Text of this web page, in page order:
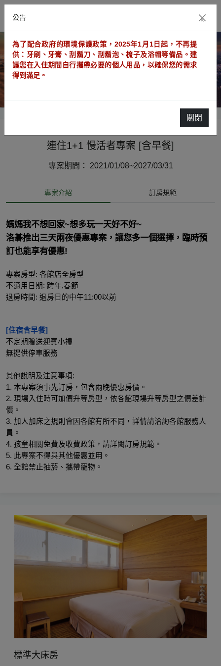
連住1+1 慢活者專案 [含早餐]
專案期間： 2021/01/08~2027/03/31
專案介紹 訂房規範
媽媽我不想回家~想多玩一天好不好~
洛碁推出三天兩夜優惠專案，讓您多一個選擇，臨時預
訂也能享有優惠!
專案房型: 各館店全房型
不適用日期: 跨年,春節
退房時間: 退房日的中午11:00以前
[住宿含早餐]
不定期贈送迎賓小禮
無提供停車服務
其他說明及注意事項:
1. 本專案須事先訂房，包含兩晚優惠房價。
2. 現場入住時可加價升等房型，依各館現場升等房型之價差計
價。
3. 加人加床之規則會因各館有所不同，詳情請洽詢各館服務人
員。
4. 孩童相關免費及收費政策，請詳閱訂房規範。
5. 此專案不得與其他優惠並用。
6. 全館禁止抽菸、攜帶寵物。
標準大床房
公告 ×
為了配合政府的環境保護政策，2025年1月1日起，不再提
供：牙刷、牙膏、刮鬍刀、刮鬍泡、梳子及浴帽等備品。建
議您在入住期間自行攜帶必要的個人用品，以確保您的需求
得到滿足。
關閉